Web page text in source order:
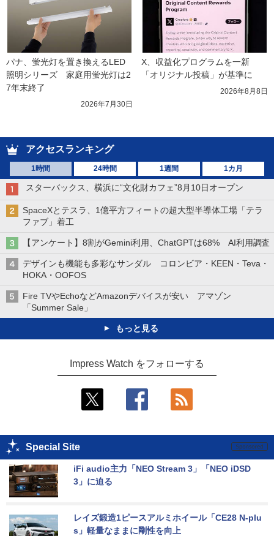
パナ、蛍光灯を置き換えるLED
照明シリーズ　家庭用蛍光灯は2
7年末終了
2026年7月30日
X、収益化プログラムを一新
「オリジナル投稿」が基準に
2026年8月8日
アクセスランキング
1時間 24時間 1週間 1カ月
スターバックス、横浜に“文化財カフェ”8月10日オープン
SpaceXとテスラ、1億平方フィートの超大型半導体工場「テラ
ファブ」着工
【アンケート】8割がGemini利用、ChatGPTは68% AI利用調査
デザインも機能も多彩なサンダル コロンビア・KEEN・Teva・
HOKA・OOFOS
Fire TVやEchoなどAmazonデバイスが安い アマゾン
「Summer Sale」
もっと見る
Impress Watch をフォローする
Special Site
iFi audio主力「NEO Stream 3」「NEO iDSD
3」に迫る
レイズ鍛造1ピースアルミホイール「CE28 N-plu
s」軽量なままに剛性を向上